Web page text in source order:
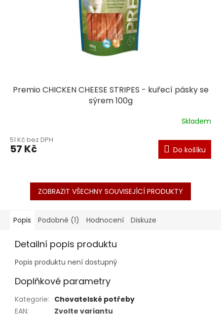
Premio CHICKEN CHEESE STRIPES - kuřecí pásky se
sýrem 100g
Skladem
51 Kč bez DPH
57 Kč Do košíku
ZOBRAZIT VŠECHNY SOUVISEJÍCÍ PRODUKTY
Popis Podobné (1) Hodnocení Diskuze
Detailní popis produktu
Popis produktu není dostupný
Doplňkové parametry
Kategorie: Chovatelské potřeby
EAN: Zvolte variantu